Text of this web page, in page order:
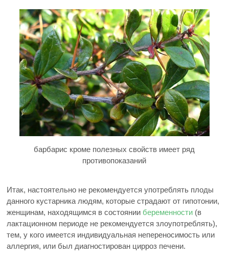
барбарис кроме полезных свойств имеет ряд
противопоказаний
Итак, настоятельно не рекомендуется употреблять плоды
данного кустарника людям, которые страдают от гипотонии,
женщинам, находящимся в состоянии беременности (в
лактационном периоде не рекомендуется злоупотреблять),
тем, у кого имеется индивидуальная непереносимость или
аллергия, или был диагностирован цирроз печени.